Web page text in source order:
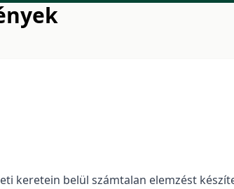
keretein belül számtalan elemzést